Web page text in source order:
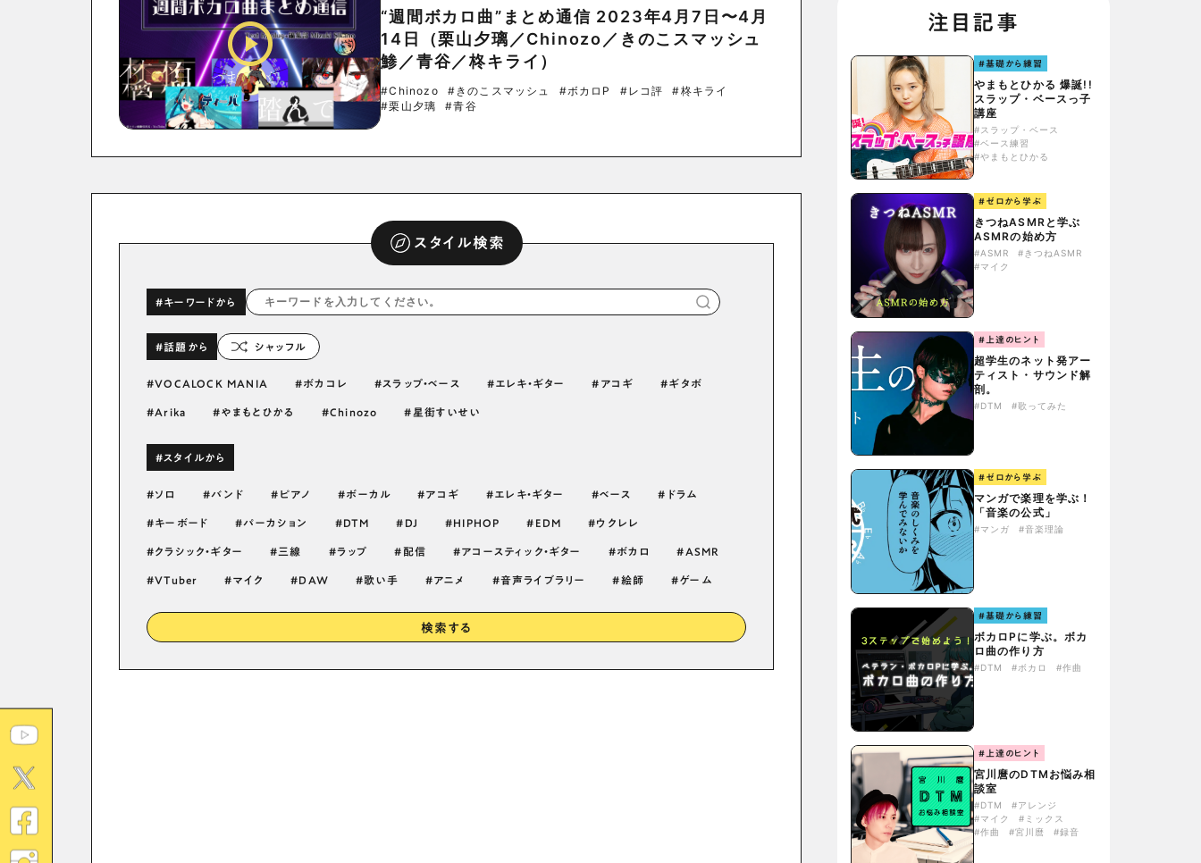
“週間ボカロ曲”まとめ通信 2023年4月7日〜4月
14日（栗山夕璃／Chinozo／きのこスマッシュ
鯵／青谷／柊キライ）
#Chinozo #きのこスマッシュ #ボカロP #レコ評
#柊キライ
#栗山夕璃
#青谷
スタイル検索
#キーワードから
#話題から シャッフル
VOCALOCK MANIA ボカコレ スラップ・ベース エレキ・ギター アコギ ギタボ
Arika やまもとひかる Chinozo 星街すいせい
#スタイルから
ソロ バンド ピアノ ボーカル アコギ エレキ・ギター ベース ドラム
キーボード パーカション DTM DJ HIPHOP EDM ウクレレ
クラシック・ギター 三線 ラップ 配信 アコースティック・ギター ボカロ ASMR
VTuber マイク DAW 歌い手 アニメ 音声ライブラリー 絵師 ゲーム
検索する
注目記事
#基礎から練習
やまもとひかる 爆誕!!
スラップ・ベースっ子
講座
#スラップ・ベース
#ベース練習
#やまもとひかる
#ゼロから学ぶ
きつねASMRと学ぶ
ASMRの始め方
#ASMR
#きつねASMR
#マイク
#上達のヒント
超学生のネット発アー
ティスト・サウンド解
剖。
#DTM #歌ってみた
#ゼロから学ぶ
マンガで楽理を学ぶ！
「音楽の公式」
#マンガ #音楽理論
#基礎から練習
ボカロPに学ぶ。ボカ
ロ曲の作り方
#DTM #ボカロ #作曲
#上達のヒント
宮川麿のDTMお悩み相
談室
#DTM
#アレンジ
#マイク
#ミックス
#作曲
#宮川麿 #録音